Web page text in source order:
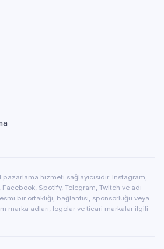
hizmeti sağlayıcısıdır. Instagram,
Facebook, Spotify, Telegram, Twitch ve adı
bir ortaklığı, bağlantısı, sponsorluğu veya
marka adları, logolar ve ticari markalar ilgili